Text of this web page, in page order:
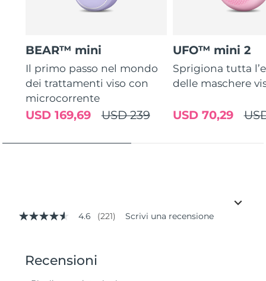
BEAR™ mini
Il primo passo nel mondo
dei trattamenti viso con
microcorrente
USD 239
USD 169,69
UFO™ mini 2
Sprigiona tutta
delle maschere
USD 70,29
4.6
valore
4.6 (221) Scrivi una recensione